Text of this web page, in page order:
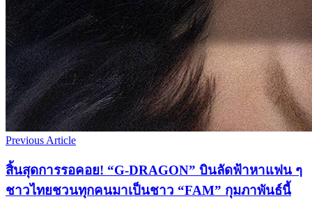
Previous Article
สิ้นสุดการรอคอย! “G-DRAGON” บินลัดฟ้าหาแฟน ๆ
ชาวไทยชวนทุกคนมาเป็นชาว “FAM” กุมภาพันธ์นี้